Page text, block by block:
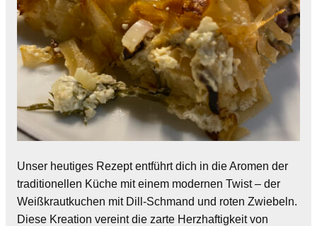
Unser heutiges Rezept entführt dich in die Aromen der
traditionellen Küche mit einem modernen Twist – der
Weißkrautkuchen mit Dill-Schmand und roten Zwiebeln.
Diese Kreation vereint die zarte Herzhaftigkeit von